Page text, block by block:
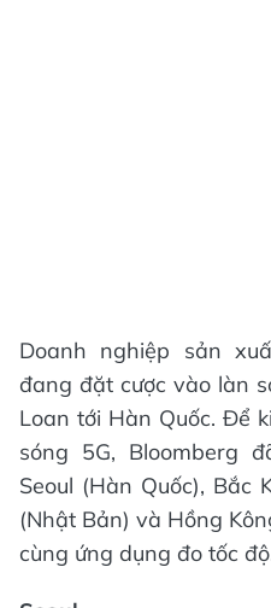
Doanh nghiệp sản
đang đặt cược vào làn
Loan tới Hàn Quốc. Để
sóng 5G, Bloomberg
Seoul (Hàn Quốc), Bắc
(Nhật Bản) và Hồng
cùng ứng dụng đo tốc